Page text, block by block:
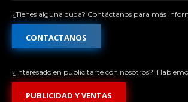
¿Tienes alguna duda? Contáctanos para más
CONTACTANOS
¿Interesado en publicitarte con nosotros?
PUBLICIDAD Y VENTAS